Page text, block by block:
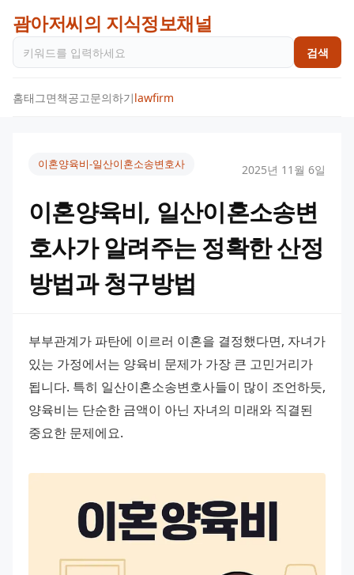
괌아저씨의 지식정보채널
검색
홈태그면책공고문의하기lawfirm
이혼양육비-일산이혼소송변호사 2025년 11월 6일
이혼양육비, 일산이혼소송변
호사가 알려주는 정확한 산정
방법과 청구방법
부부관계가 파탄에 이르러 이혼을 결정했다면, 자녀가
있는 가정에서는 양육비 문제가 가장 큰 고민거리가
됩니다. 특히 일산이혼소송변호사들이 많이 조언하듯,
양육비는 단순한 금액이 아닌 자녀의 미래와 직결된
중요한 문제에요.